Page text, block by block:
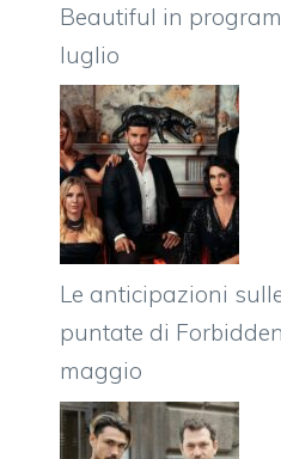
Beautiful in
luglio
Le anticipazioni
puntate di
maggio